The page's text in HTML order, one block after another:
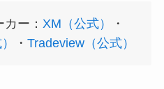
カー：XM（公式）
・
・Tradeview（公式）